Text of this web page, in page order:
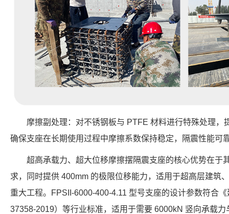
摩擦副处理：对不锈钢板与 PTFE 材料进行特殊处理，
确保支座在长期使用过程中摩擦系数保持稳定，隔震性能可
超高承载力、超大位移摩擦摆隔震支座的核心优势在于
求，同时提供 400mm 的极限位移能力，适用于超高层建筑
重大工程。FPSII-6000-400-4.11 型号支座的设计参数符合
37358-2019）等行业标准，适用于需要 6000kN 竖向承载